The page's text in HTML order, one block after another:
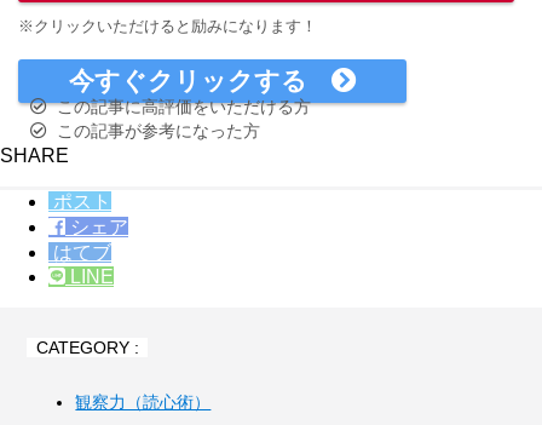
※クリックいただけると励みになります！
今すぐクリックする
この記事に高評価をいただける方
この記事が参考になった方
SHARE
ポスト
シェア
はてブ
LINE
CATEGORY :
観察力（読心術）